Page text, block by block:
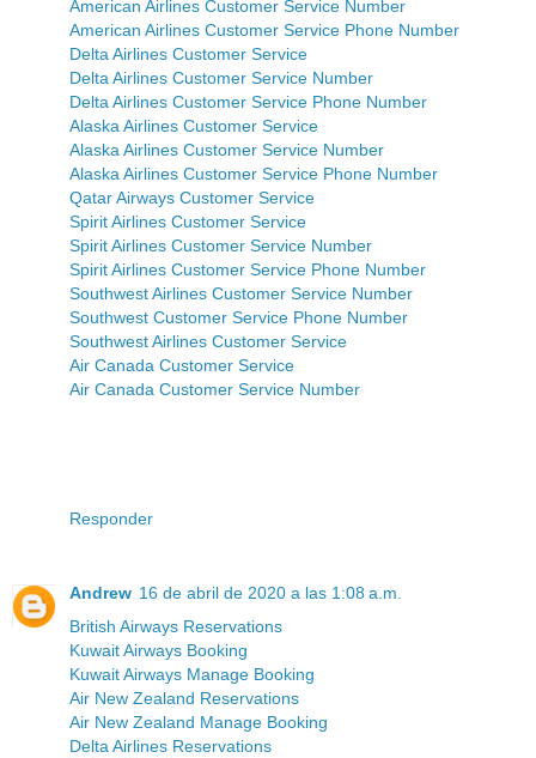
American Airlines Customer Service Number
American Airlines Customer Service Phone Number
Delta Airlines Customer Service
Delta Airlines Customer Service Number
Delta Airlines Customer Service Phone Number
Alaska Airlines Customer Service
Alaska Airlines Customer Service Number
Alaska Airlines Customer Service Phone Number
Qatar Airways Customer Service
Spirit Airlines Customer Service
Spirit Airlines Customer Service Number
Spirit Airlines Customer Service Phone Number
Southwest Airlines Customer Service Number
Southwest Customer Service Phone Number
Southwest Airlines Customer Service
Air Canada Customer Service
Air Canada Customer Service Number
Responder
Andrew 16 de abril de 2020 a las 1:08 a.m.
British Airways Reservations
Kuwait Airways Booking
Kuwait Airways Manage Booking
Air New Zealand Reservations
Air New Zealand Manage Booking
Delta Airlines Reservations